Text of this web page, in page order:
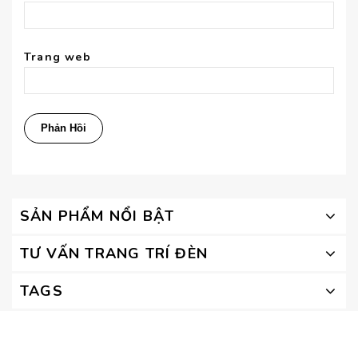
Trang web
SẢN PHẨM NỔI BẬT
TƯ VẤN TRANG TRÍ ĐÈN
TAGS